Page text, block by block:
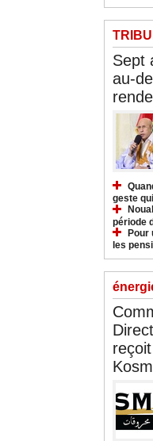
Sept
au-
geste
période
Pour
les